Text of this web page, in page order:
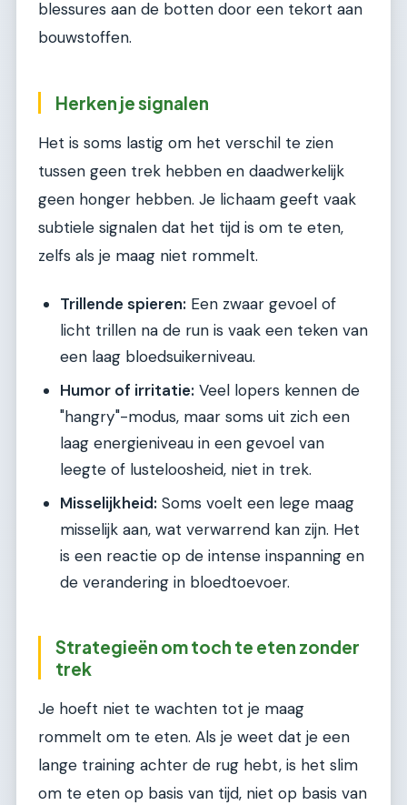
blessures aan de botten door een tekort aan
bouwstoffen.
Herken je signalen
Het is soms lastig om het verschil te zien
tussen geen trek hebben en daadwerkelijk
geen honger hebben. Je lichaam geeft vaak
subtiele signalen dat het tijd is om te eten,
zelfs als je maag niet rommelt.
Trillende spieren: Een zwaar gevoel of
licht trillen na de run is vaak een teken van
een laag bloedsuikerniveau.
Humor of irritatie: Veel lopers kennen de
"hangry"-modus, maar soms uit zich een
laag energieniveau in een gevoel van
leegte of lusteloosheid, niet in trek.
Misselijkheid: Soms voelt een lege maag
misselijk aan, wat verwarrend kan zijn. Het
is een reactie op de intense inspanning en
de verandering in bloedtoevoer.
Strategieën om toch te eten zonder
trek
Je hoeft niet te wachten tot je maag
rommelt om te eten. Als je weet dat je een
lange training achter de rug hebt, is het slim
om te eten op basis van tijd, niet op basis van